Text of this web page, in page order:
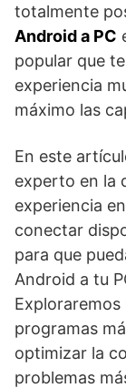
totalmente
Android a PC
popular que
experiencia
máximo las
En este
experto en la
experiencia
conectar
para que
Android a tu
programas
optimizar la
problemas